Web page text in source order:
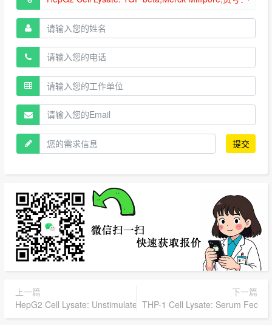
提交
上一篇
HepG2 Cell Lysate: Unstimulated (2),Merck Millipore,货号：47-234
下一篇
THP-1 Cell Lysate: Serum